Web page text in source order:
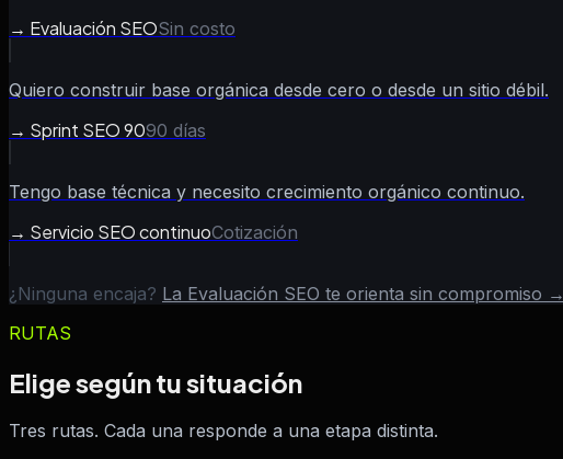
→ Evaluación SEOSin costo
Quiero construir base orgánica desde cero o desde un sitio débil.
→ Sprint SEO 9090 días
Tengo base técnica y necesito crecimiento orgánico continuo.
→ Servicio SEO continuoCotización
¿Ninguna encaja? La Evaluación SEO te orienta sin compromiso →
RUTAS
Elige según tu situación
Tres rutas. Cada una responde a una etapa distinta.